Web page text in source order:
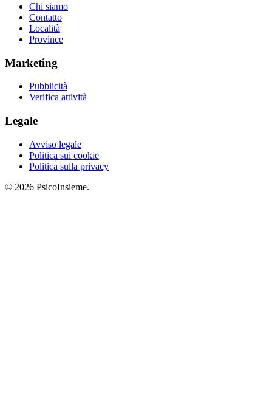
Chi siamo
Contatto
Località
Province
Marketing
Pubblicità
Verifica attività
Legale
Avviso legale
Politica sui cookie
Politica sulla privacy
© 2026 PsicoInsieme.